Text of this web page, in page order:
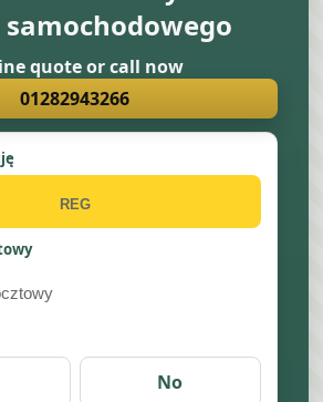
samochodowego
quote or call now
01282943266
No